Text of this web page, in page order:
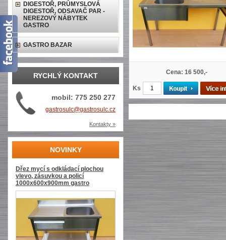
DIGESTOŘ, PRŮMYSLOVÁ
DIGESTOŘ, ODSAVAČ PAR -
NEREZOVÝ NÁBYTEK
GASTRO
GASTRO BAZAR
RYCHLÝ KONTAKT
mobil: 775 250 277
gastrosulc@gastrosulc.cz
Kontakty »
NOVINKY
Dřez mycí s odkládací plochou
vlevo, zásuvkou a policí
1000x600x900mm gastro
Cena: 16 500,-
Ks